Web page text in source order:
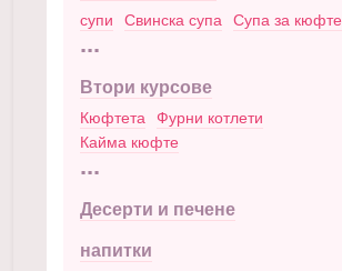
супи Свинска супа Супа за кюфте
...
Втори курсове
Кюфтета
Фурни котлети
Кайма кюфте
...
Десерти и печене
напитки